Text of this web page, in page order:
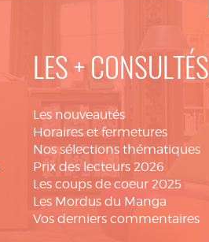
LES + CONSULTÉS
Les nouveautés
Horaires et fermetures
Nos sélections thématiques
Prix des lecteurs 2026
Les coups de coeur 2025
Les Mordus du Manga
Vos derniers commentaires